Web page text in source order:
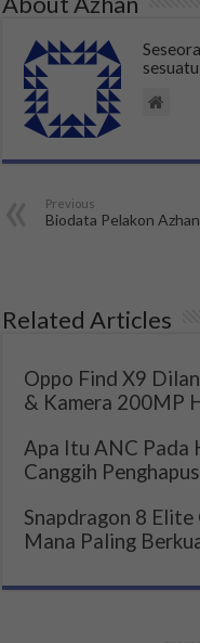
Previous
Biodata Pelakon
Related Articles
Oppo Find X9
& Kamera 200MP
Apa Itu ANC Pada
Canggih
Snapdragon 8 Elite
Mana Paling